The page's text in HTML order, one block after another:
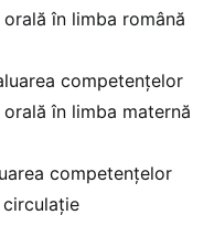
în limba română
competențelor
în limba maternă
competențelor